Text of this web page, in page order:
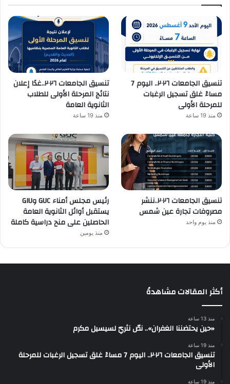
تنسيق الجامعات ٢٠٢٦.. اليوم 7
مساءً غلق تسجيل الرغبات
للمرحلة الأولى
منذ 19 ساعة
تنسيق الجامعات ٢٠٢٦..غدًا إعلان
نتائج المرحلة الأولى للطلاب
الثانوية العامة
منذ 19 ساعة
تنسيق الجامعات ٢٠٢٦..ننشر
مصروفات تجارة عين شمس
منذ يوم واحد
رئيس مجلس أمناء GUC وGIU
يستقبل أوائل الثانوية العامة
الحاصلين على منح دراسية كاملة
منذ يومين
أكثر المقالات مشاهدةً
منذ 13 ساعة
«حين يحتضننا الغفران».. نصّ نثريّ لسيسيل مكرم
منذ 19 ساعة
تنسيق الجامعات ٢٠٢٦.. اليوم 7 مساءً غلق تسجيل الرغبات للمرحلة
الأولى
منذ 19 ساعة